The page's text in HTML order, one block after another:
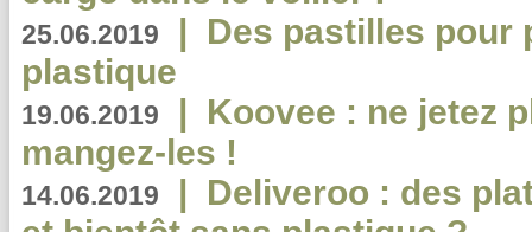
25.06.2019 | Des pastilles pour
plastique
19.06.2019 | Koovee : ne jetez
mangez-les !
14.06.2019 | Deliveroo : des